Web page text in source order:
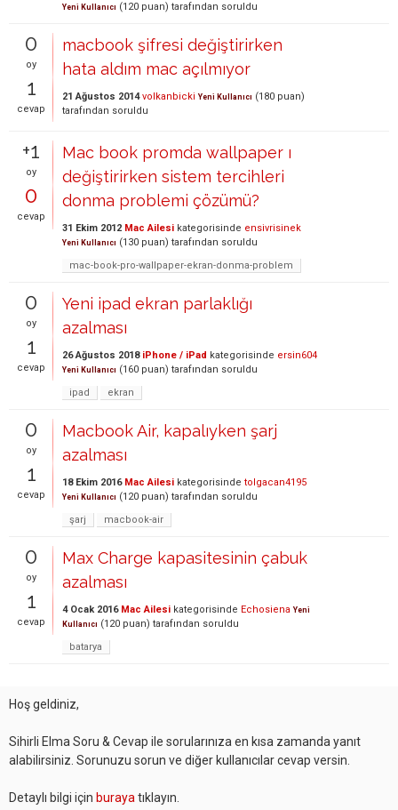
Yeni Kullanıcı (120 puan) tarafından soruldu
0
oy
1
cevap
macbook şifresi değiştirirken
hata aldım mac açılmıyor
21 Ağustos 2014 volkanbicki Yeni Kullanıcı (180 puan)
tarafından soruldu
+1
oy
0
cevap
Mac book promda wallpaper ı
değiştirirken sistem tercihleri
donma problemi çözümü?
31 Ekim 2012 Mac Ailesi kategorisinde ensivrisinek
Yeni Kullanıcı (130 puan) tarafından soruldu
mac-book-pro-wallpaper-ekran-donma-problem
0
oy
1
cevap
Yeni ipad ekran parlaklığı
azalması
26 Ağustos 2018 iPhone / iPad kategorisinde ersin604
Yeni Kullanıcı (160 puan) tarafından soruldu
ipad
ekran
0
oy
1
cevap
Macbook Air, kapalıyken şarj
azalması
18 Ekim 2016 Mac Ailesi kategorisinde tolgacan4195
Yeni Kullanıcı (120 puan) tarafından soruldu
şarj
macbook-air
0
oy
1
cevap
Max Charge kapasitesinin çabuk
azalması
4 Ocak 2016 Mac Ailesi kategorisinde Echosiena Yeni
Kullanıcı (120 puan) tarafından soruldu
batarya
Hoş geldiniz,
Sihirli Elma Soru & Cevap ile sorularınıza en kısa zamanda yanıt
alabilirsiniz. Sorunuzu sorun ve diğer kullanıcılar cevap versin.
Detaylı bilgi için buraya tıklayın.